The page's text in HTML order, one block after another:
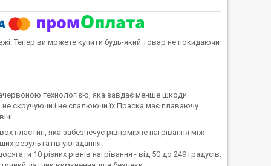
Тепер ви можете купити будь-який товар не покидаючи
технологією, яка завдає менше шкоди
не скручуючи і не спалюючи їх.Праска має плаваючу
пластин, яка забезпечує рівномірне нагрівання між
результатів укладання.
10 різних рівнів нагрівання - від 50 до 249 градусів.